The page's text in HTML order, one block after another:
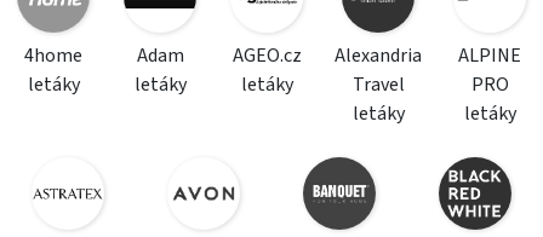
4home
letáky
Adam
letáky
AGEO.cz
letáky
Alexandria
Travel
letáky
ALPINE
PRO
letáky